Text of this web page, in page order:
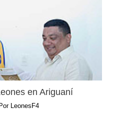
en Ariguaní
LeonesF4